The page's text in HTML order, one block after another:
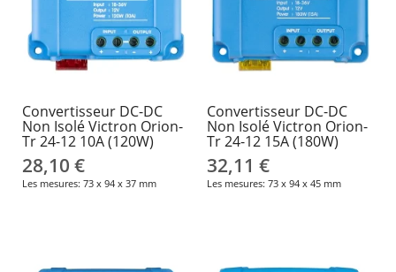
Convertisseur DC-DC
Non Isolé Victron Orion-
Tr 24-12 10A (120W)
28,10 €
Les mesures: 73 x 94 x 37 mm
Convertisseur DC-DC
Non Isolé Victron Orion-
Tr 24-12 15A (180W)
32,11 €
Les mesures: 73 x 94 x 45 mm